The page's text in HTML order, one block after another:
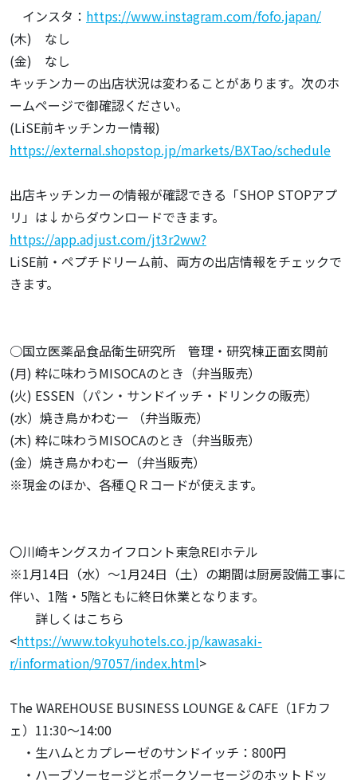
インスタ： https://www.instagram.com/fofo.japan/
(木) なし
(金) なし
キッチンカーの出店状況は変わることがあります。次のホ
ームページで御確認ください。
(LiSE前キッチンカー情報)
https://external.shopstop.jp/markets/BXTao/schedule
出店キッチンカーの情報が確認できる「SHOP STOPアプ
リ」は↓からダウンロードできます。
https://app.adjust.com/jt3r2ww?
LiSE前・ペプチドリーム前、両方の出店情報をチェックで
きます。
○国立医薬品食品衛生研究所 管理・研究棟正面玄関前
(月) 粋に味わうMISOCAのとき（弁当販売）
(火) ESSEN（パン・サンドイッチ・ドリンクの販売）
(水）焼き鳥かわむー （弁当販売）
(木) 粋に味わうMISOCAのとき（弁当販売）
(金）焼き鳥かわむー（弁当販売）
※現金のほか、各種ＱＲコードが使えます。
〇川崎キングスカイフロント東急REIホテル
※1月14日（水）～1月24日（土）の期間は厨房設備工事に
伴い、1階・5階ともに終日休業となります。
詳しくはこちら
<https://www.tokyuhotels.co.jp/kawasaki-
r/information/97057/index.html>
The WAREHOUSE BUSINESS LOUNGE & CAFE（1Fカフ
ェ）11:30～14:00
・生ハムとカプレーゼのサンドイッチ：800円
・ハーブソーセージとポークソーセージのホットドッ